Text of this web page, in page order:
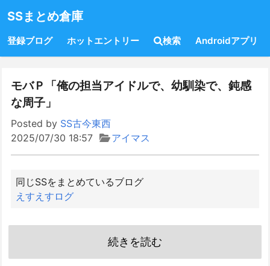
SSまとめ倉庫
登録ブログ ホットエントリー 検索 Androidアプリ
モバＰ「俺の担当アイドルで、幼馴染で、鈍感
な周子」
Posted by SS古今東西
2025/07/30 18:57
アイマス
同じSSをまとめているブログ
えすえすログ
続きを読む